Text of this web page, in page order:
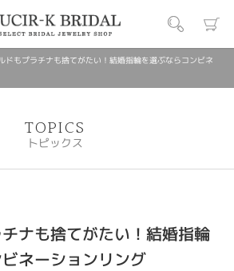
ドもプラチナも捨てがたい！結婚指輪を選ぶならコンビネ
TOPICS
トピックス
ナも捨てがたい！結婚指輪
ネーションリング